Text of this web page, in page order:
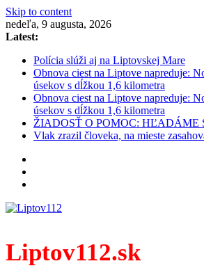
Skip to content
nedeľa, 9 augusta, 2026
Latest:
Polícia slúži aj na Liptovskej Mare
Obnova ciest na Liptove napreduje:
úsekov s dĺžkou 1,6 kilometra
Obnova ciest na Liptove napreduje:
úsekov s dĺžkou 1,6 kilometra
ŽIADOSŤ O POMOC: HĽADÁME
Vlak zrazil človeka, na mieste
Liptov112.sk